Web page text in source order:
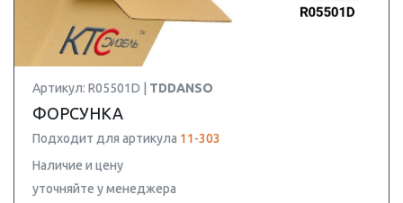
Артикул: R05501D | TDDANSO
ФОРСУНКА
Подходит для артикула 11-303
Наличие и цену
уточняйте у менеджера